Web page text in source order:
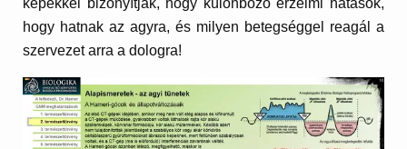
hogy hatnak az agyra, és milyen betegséggel reagál a
szervezet arra a dologra!